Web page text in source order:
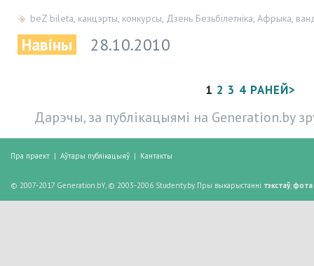
beZ bileta, канцэрты, конкурсы, Дзень Безьбілетніка, Афрыка,
Навіны 28.10.2010
1 2 3 4 РАНЕЙ>
Дарэчы, за публікацыямі на Generation.by
Пра праект | Аўтары публікацыяў | Кантакты
© 2007-2017 Generation.bY, © 2003-2006 Studenty.by. Пры выкарыстанні тэкстаў,фота